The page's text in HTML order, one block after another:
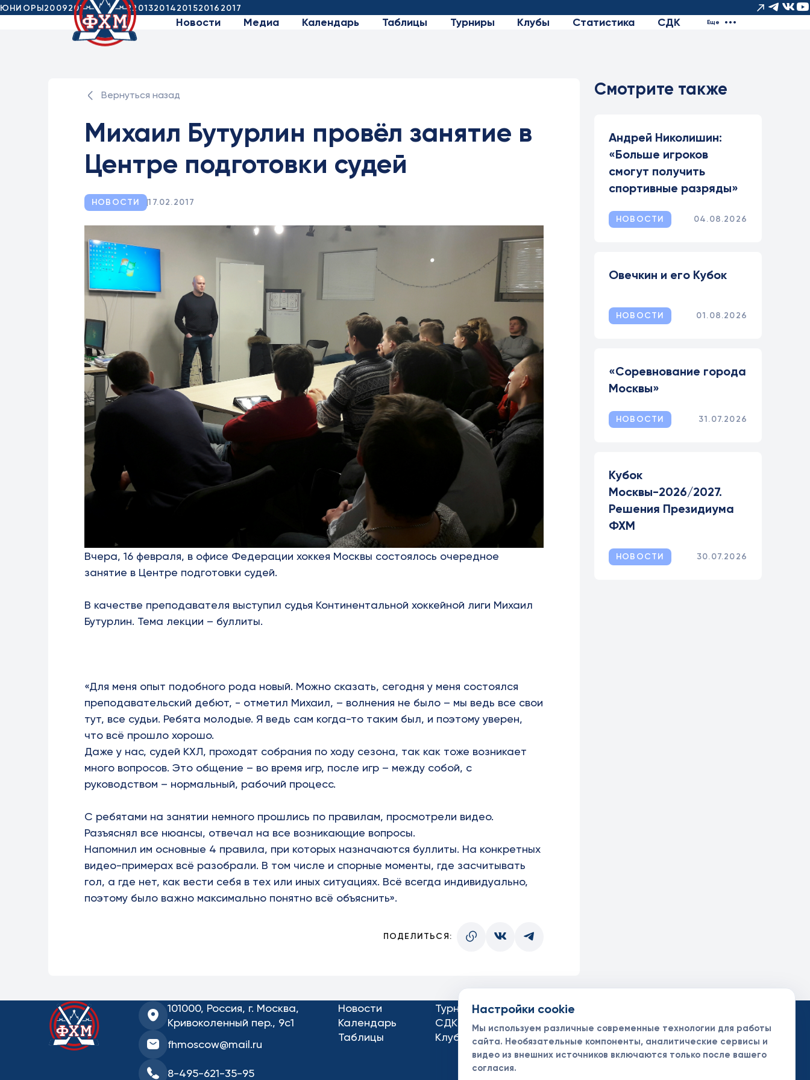
ЮНИОРЫ20092010201120122013201420152016 2017
Новости Медиа Календарь Таблицы Турниры Клубы Статистика СДК Еще
Вернуться назад
Михаил Бутурлин провёл занятие в
Центре подготовки судей
НОВОСТИ 17.02.2017
Вчера, 16 февраля, в офисе Федерации хоккея Москвы состоялось очередное
занятие в Центре подготовки судей.
В качестве преподавателя выступил судья Континентальной хоккейной лиги Михаил
Бутурлин. Тема лекции – буллиты.
«Для меня опыт подобного рода новый. Можно сказать, сегодня у меня состоялся
преподавательский дебют, - отметил Михаил, – волнения не было – мы ведь все свои
тут, все судьи. Ребята молодые. Я ведь сам когда-то таким был, и поэтому уверен,
что всё прошло хорошо.
Даже у нас, судей КХЛ, проходят собрания по ходу сезона, так как тоже возникает
много вопросов. Это общение – во время игр, после игр – между собой, с
руководством – нормальный, рабочий процесс.
С ребятами на занятии немного прошлись по правилам, просмотрели видео.
Разъяснял все нюансы, отвечал на все возникающие вопросы.
Напомнил им основные 4 правила, при которых назначаются буллиты. На конкретных
видео-примерах всё разобрали. В том числе и спорные моменты, где засчитывать
гол, а где нет, как вести себя в тех или иных ситуациях. Всё всегда индивидуально,
поэтому было важно максимально понятно всё объяснить».
ПОДЕЛИТЬСЯ:
Смотрите также
Андрей Николишин:
«Больше игроков
смогут получить
спортивные разряды»
НОВОСТИ 04.08.2026
Овечкин и его Кубок
НОВОСТИ 01.08.2026
«Соревнование города
Москвы»
НОВОСТИ 31.07.2026
Кубок
Москвы-2026/2027.
Решения Президиума
ФХМ
НОВОСТИ 30.07.2026
101000, Россия, г. Москва,
Кривоколенный пер., 9с1
fhmoscow@mail.ru
8-495-621-35-95
Новости
Календарь
Таблицы
Турниры
СДК
Клубы
Контакты
Спонсоры и партнеры
Настройки cookie
Мы используем различные современные технологии для работы
сайта. Необязательные компоненты, аналитические сервисы и
видео из внешних источников включаются только после вашего
согласия.